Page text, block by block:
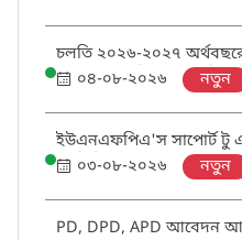
চলতি ২০২৬-২০২৭
ক্রয়ের বাৎসরিক ক্রয়
০৪-০৮-২০২৬ নতুন
ইউএনএফপিএ'স সাপোর্ট টু
থ্রু ডিজিএইচএস প্রকল্পের
'ডিস্ট্রিক্ট এসআরএইচআর
পরীক্ষায় উত্তীর্ণ ও
০৩-০৮-২০২৬ নতুন
PD, DPD, APD আবেদন